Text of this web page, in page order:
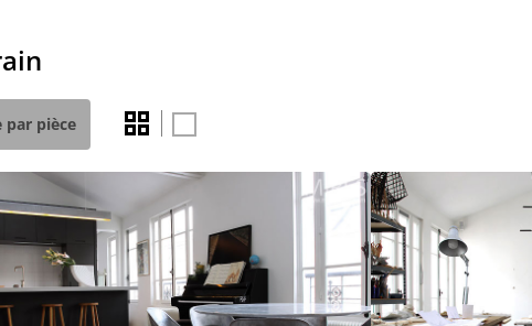
par pièce